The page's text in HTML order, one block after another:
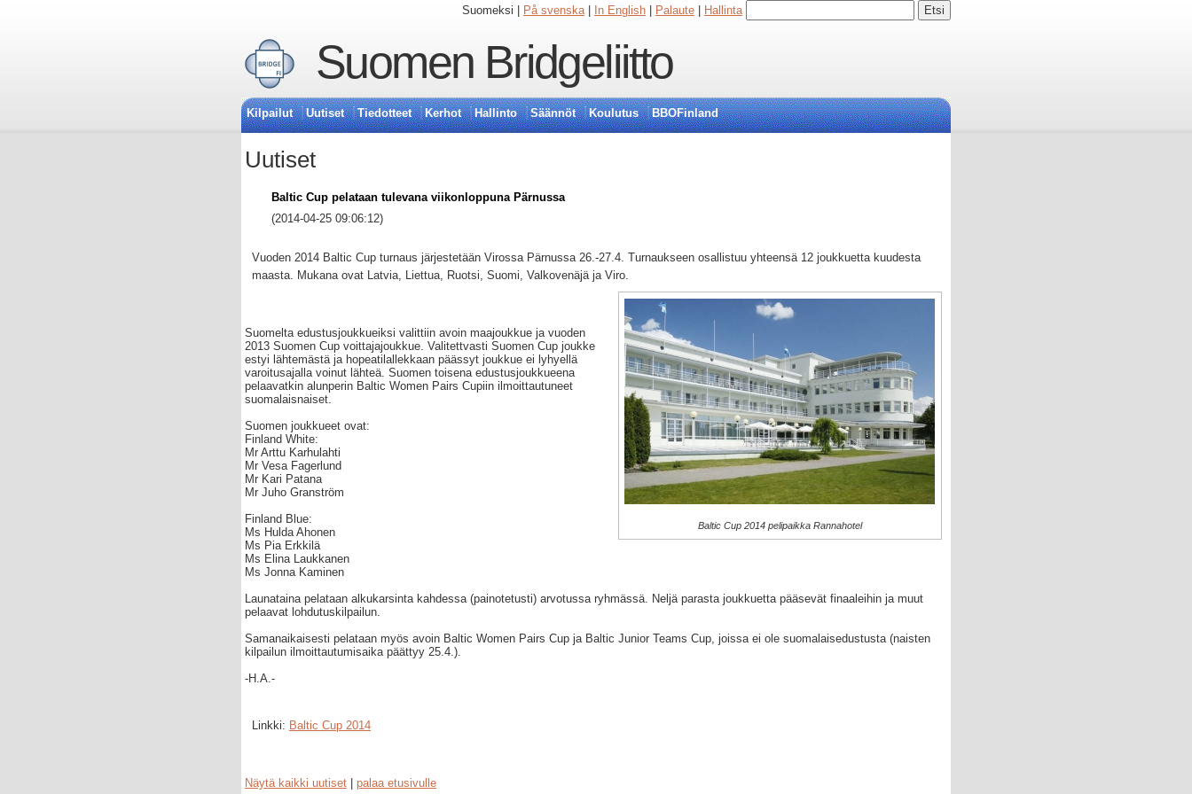
Suomeksi | På svenska| In English Palaute Hallinta
Suomen Bridgeliitto
Kilpailut Uutiset Tiedotteet Kerhot Hallinto Säännöt Koulutus BBOFinland
Uutiset
Baltic Cup pelataan tulevana viikonloppuna Pärnussa
(2014-04-25 09:06:12)
Vuoden 2014 Baltic Cup turnaus järjestetään Virossa Pärnussa 26.-27.4. Turnaukseen osallistuu yhteensä 12 joukkuetta kuudesta
maasta. Mukana ovat Latvia, Liettua, Ruotsi, Suomi, Valkovenäjä ja Viro.
Baltic Cup 2014 pelipaikka Rannahotel
Suomelta edustusjoukkueiksi valittiin avoin maajoukkue ja vuoden
2013 Suomen Cup voittajajoukkue. Valitettvasti Suomen Cup joukke
estyi lähtemästä ja hopeatilallekkaan päässyt joukkue ei lyhyellä
varoitusajalla voinut lähteä. Suomen toisena edustusjoukkueena
pelaavatkin alunperin Baltic Women Pairs Cupiin ilmoittautuneet
suomalaisnaiset.
Suomen joukkueet ovat:
Finland White:
Mr Arttu Karhulahti
Mr Vesa Fagerlund
Mr Kari Patana
Mr Juho Granström
Finland Blue:
Ms Hulda Ahonen
Ms Pia Erkkilä
Ms Elina Laukkanen
Ms Jonna Kaminen
Launataina pelataan alkukarsinta kahdessa (painotetusti) arvotussa ryhmässä. Neljä parasta joukkuetta pääsevät finaaleihin ja muut
pelaavat lohdutuskilpailun.
Samanaikaisesti pelataan myös avoin Baltic Women Pairs Cup ja Baltic Junior Teams Cup, joissa ei ole suomalaisedustusta (naisten
kilpailun ilmoittautumisaika päättyy 25.4.).
-H.A.-
Linkki: Baltic Cup 2014
Näytä kaikki uutiset palaa etusivulle